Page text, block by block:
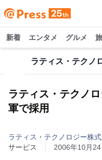
新着 エンタメ グルメ
ラティス・テクノ
ラティス・テクノ
軍で採用
ラティス・テクノロジー株
サービス
2006年10月